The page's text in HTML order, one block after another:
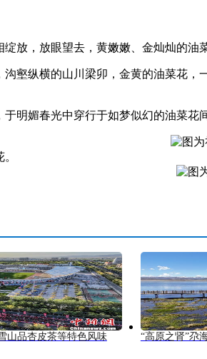
，放眼望去，黄嫩嫩、金灿灿的油
纵横的山川梁卯，金黄的油菜花，
媚春光中穿行于如梦似幻的油菜花
山品杏皮茶等特色风味 “高原之肾”尕